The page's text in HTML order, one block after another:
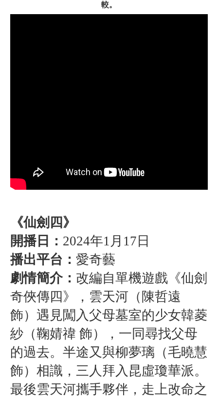
較。
《仙劍四》
開播日： 2024年1月17日
播出平台： 愛奇藝
劇情簡介： 改編自單機遊戲《仙劍
奇俠傳四》，雲天河（陳哲遠
飾）遇見闖入父母墓室的少女韓菱
紗（鞠婧禕 飾），一同尋找父母
的過去。半途又與柳夢璃（毛曉慧
飾）相識，三人拜入昆虛瓊華派。
最後雲天河攜手夥伴，走上改命之